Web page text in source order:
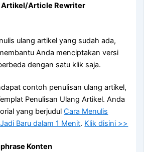
Artikel/Article Rewriter
ulang artikel yang sudah ada,
Anda menciptakan versi
dengan satu klik saja.
contoh penulisan ulang artikel,
Penulisan Ulang Artikel. Anda
yang berjudulCara Menulis
Baru dalam 1 Menit. Klik disini >>
Konten